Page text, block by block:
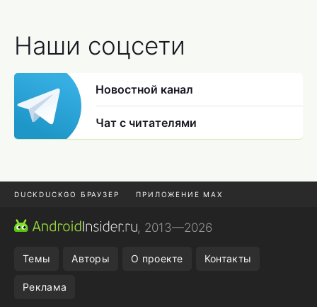
Наши соцсети
Новостной канал
Чат с читателями
DUCKDUCKGO БРАУЗЕР ПРИЛОЖЕНИЕ MAX
ПРИЛОЖЕНИЯ ANDROID
, 2013—2026
Темы Авторы О проекте Контакты
Реклама